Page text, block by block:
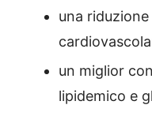
una
un miglior
lipidemico e